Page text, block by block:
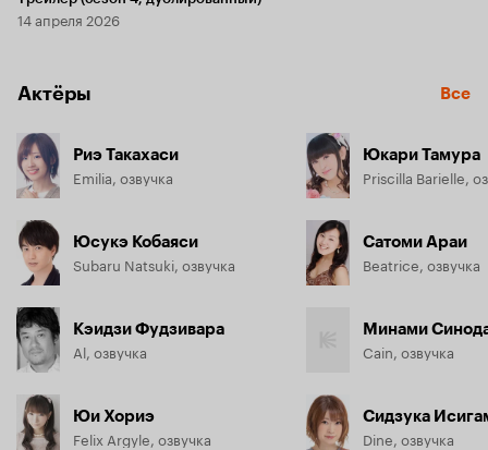
14 апреля 2026
Актёры Все
Риэ Такахаси
Emilia, озвучка
Юсукэ Кобаяси
Subaru Natsuki, озвучка
Кэидзи Фудзивара
Al, озвучка
Юи Хориэ
Felix Argyle, озвучка
Юкари Тамура
Priscilla Barielle,
Сатоми Араи
Beatrice, озвучка
Минами
Cain, озвучка
Сидзука
Dine, озвучка